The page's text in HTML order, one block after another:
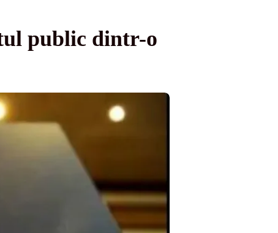
public dintr-o